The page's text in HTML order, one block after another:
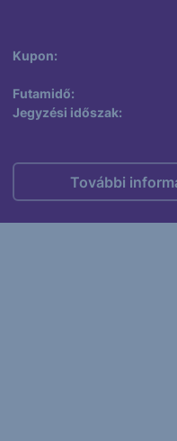
Kupon:
Futamidő:
Jegyzési időszak:
További